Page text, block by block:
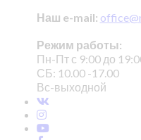
Наш e-mail:
Режим работы:
Пн-Пт с 9:00 до
СБ: 10.00 -17.00
Вс-выходной